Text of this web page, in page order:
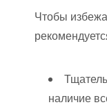
Чтобы
наличие